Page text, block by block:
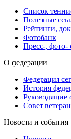
Список
Полезные
Рейтинги,
Фотобанк
Пресс-, фото-
О федерации
Федерация
История
Руководящие
Совет
Новости и события